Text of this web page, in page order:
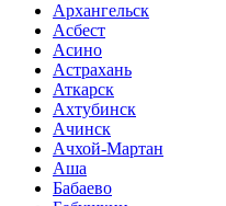
Архангельск
Асбест
Асино
Астрахань
Аткарск
Ахтубинск
Ачинск
Ачхой-Мартан
Аша
Бабаево